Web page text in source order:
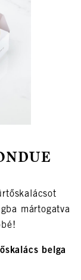
mártogatva
belga